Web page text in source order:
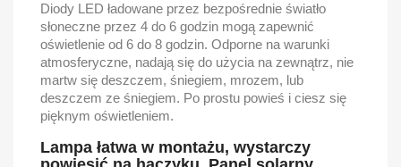
Diody LED ładowane przez bezpośrednie światło
słoneczne przez 4 do 6 godzin mogą zapewnić
oświetlenie od 6 do 8 godzin. Odporne na warunki
atmosferyczne, nadają się do użycia na zewnątrz, nie
martw się deszczem, śniegiem, mrozem, lub
deszczem ze śniegiem. Po prostu powieś i ciesz się
pięknym oświetleniem.
Lampa łatwa w montażu, wystarczy